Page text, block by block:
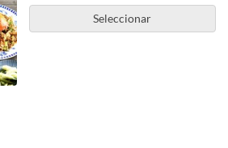
Seleccionar